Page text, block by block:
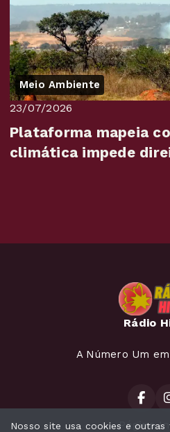
Meio Ambiente
23/07/2026
Plataforma mapeia
climática impede
Rádio
A Número Um
Página
Nosso site usa cookies e